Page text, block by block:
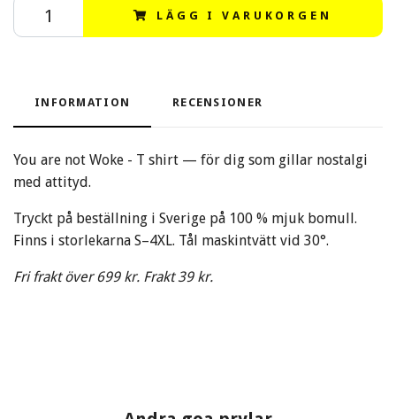
LÄGG I VARUKORGEN
INFORMATION RECENSIONER
You are not Woke - T shirt — för dig som gillar nostalgi
med attityd.
Tryckt på beställning i Sverige på 100 % mjuk bomull.
Finns i storlekarna S–4XL. Tål maskintvätt vid 30°.
Fri frakt över 699 kr. Frakt 39 kr.